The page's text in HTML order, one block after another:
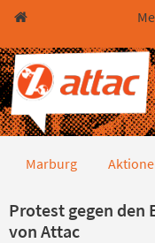
Direkt zum Hauptinhalt
Direkt zur Haupt-
Direkt zur Service-
Direkt zur Footer-
Direkt zum Footerinhalt
Aktionen 2014
Marburg
Protest gegen den
von Attac